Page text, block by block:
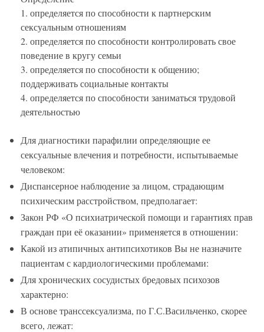
1. определяется по способности к партнерским
сексуальным отношениям
2. определяется по способности контролировать свое
поведение в кругу семьи
3. определяется по способности к общению;
поддерживать социальные контакты
4. определяется по способности заниматься трудовой
деятельностью
Для диагностики парафилии определяющие ее
сексуальные влечения и потребности, испытываемые
человеком:
Диспансерное наблюдение за лицом, страдающим
психическим расстройством, предполагает:
Закон РФ «О психиатрической помощи и гарантиях прав
граждан при её оказании» применяется в отношении:
Какой из атипичных антипсихотиков Вы не назначите
пациентам с кардиологическими проблемами:
Для хронических сосудистых бредовых психозов
характерно:
В основе транссексуализма, по Г.С.Васильченко, скорее
всего, лежат: